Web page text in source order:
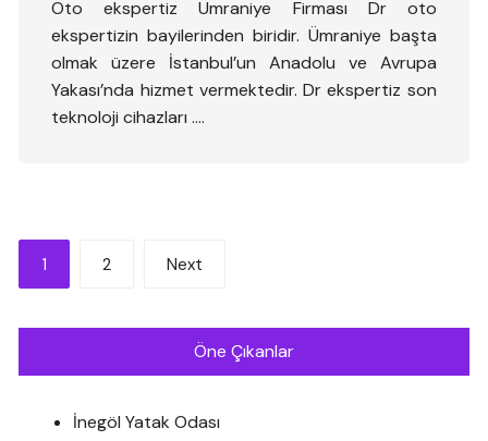
Oto ekspertiz Ümraniye Firması Dr oto
ekspertizin bayilerinden biridir. Ümraniye başta
olmak üzere İstanbul’un Anadolu ve Avrupa
Yakası’nda hizmet vermektedir. Dr ekspertiz son
teknoloji cihazları ….
Yazı
sayfalandırması
1 2 Next
Öne Çıkanlar
İnegöl Yatak Odası